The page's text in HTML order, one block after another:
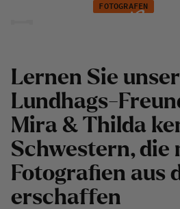
Mira & Thilda BerglindFOTOGRAFEN
Lernen Sie
Lundhags-
Mira & Thilda
Schwestern, die
Fotografien aus
erschaffen